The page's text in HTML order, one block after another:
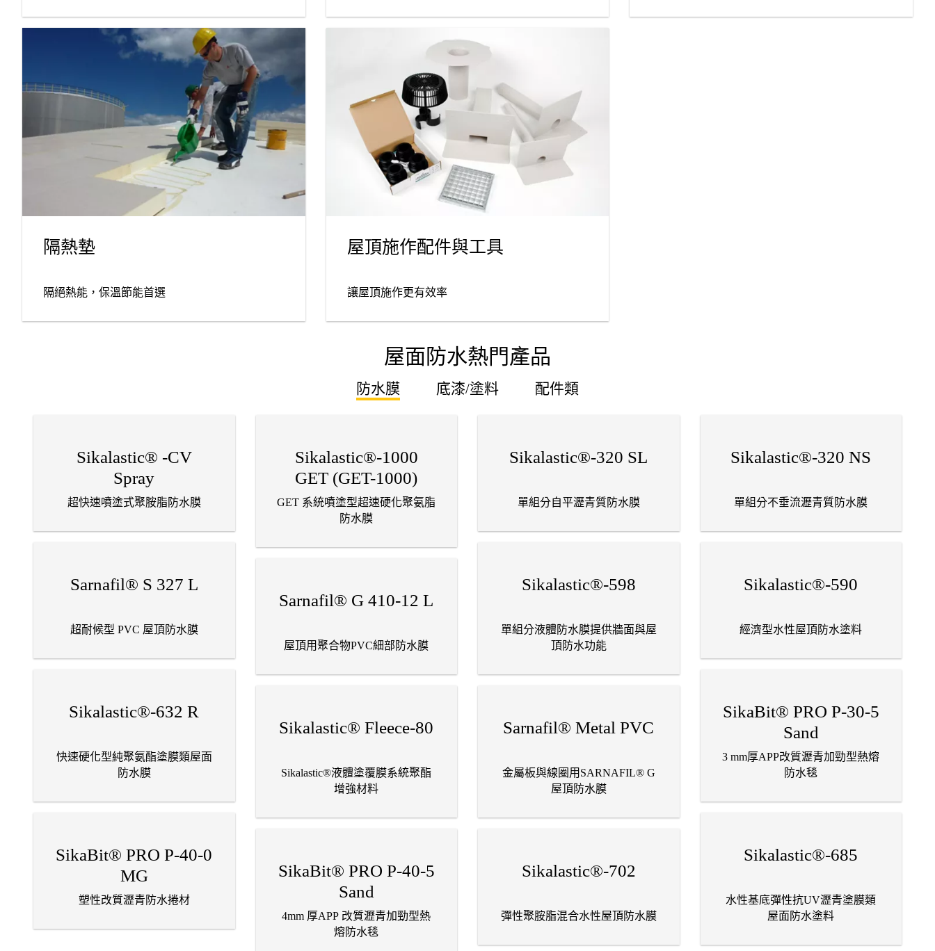
隔熱墊
隔絕熱能，保溫節能首選
屋頂施作配件與工具
讓屋頂施作更有效率
屋面防水熱門產品
防水膜 底漆/塗料 配件類
Sikalastic® -CV
Spray
超快速噴塗式聚胺脂防水膜
Sarnafil® S 327 L
超耐候型 PVC 屋頂防水膜
Sikalastic®-632 R
快速硬化型純聚氨酯塗膜類屋面
防水膜
SikaBit® PRO P-40-0
MG
塑性改質瀝青防水捲材
Sikalastic®-1000
GET (GET-1000)
GET 系統噴塗型超速硬化聚氨脂
防水膜
Sarnafil® G 410-12 L
屋頂用聚合物PVC細部防水膜
Sikalastic® Fleece-80
Sikalastic®液體塗覆膜系統聚酯
增強材料
SikaBit® PRO P-40-5
Sand
4mm 厚APP 改質瀝青加勁型熱
熔防水毯
Sikalastic®-320 SL
單組分自平瀝青質防水膜
Sikalastic®-598
單組分液體防水膜提供牆面與屋
頂防水功能
Sarnafil® Metal PVC
金屬板與線圈用SARNAFIL® G
屋頂防水膜
Sikalastic®-702
彈性聚胺脂混合水性屋頂防水膜
Sikalastic®-320 NS
單組分不垂流瀝青質防水膜
Sikalastic®-590
經濟型水性屋頂防水塗料
SikaBit® PRO P-30-5
Sand
3 mm厚APP改質瀝青加勁型熱熔
防水毯
Sikalastic®-685
水性基底彈性抗UV瀝青塗膜類
屋面防水塗料